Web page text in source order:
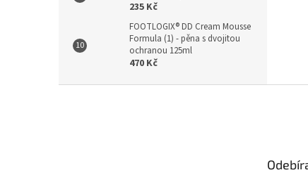
235 Kč
FOOTLOGIX® DD Cream Mousse
Formula (1) - pěna s dvojitou
ochranou 125ml
470 Kč